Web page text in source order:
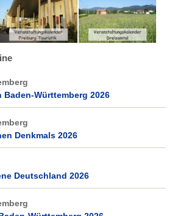
Baden-Württemberg 2026
Denkmals 2026
Deutschland 2026